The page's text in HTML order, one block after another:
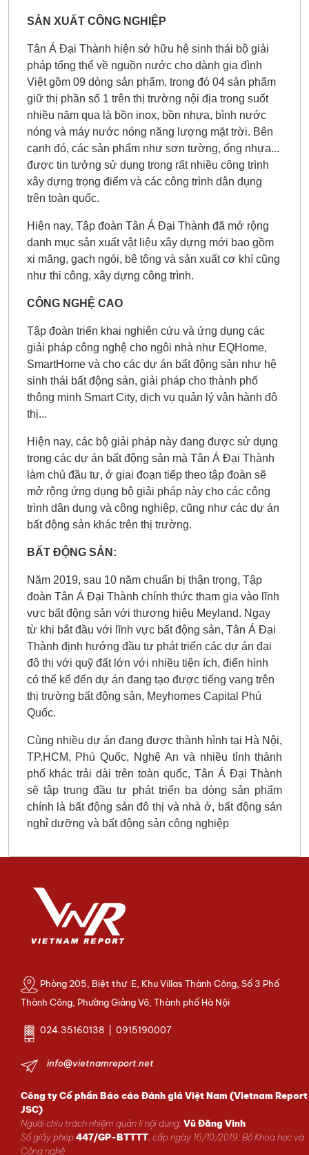
SẢN XUẤT CÔNG NGHIỆP
Tân Á Đại Thành hiện sở hữu hệ sinh thái bộ giải
pháp tổng thể về nguồn nước cho dành gia đình
Việt gồm 09 dòng sản phẩm, trong đó 04 sản phẩm
giữ thị phần số 1 trên thị trường nội địa trong suốt
nhiều năm qua là bồn inox, bồn nhựa, bình nước
nóng và máy nước nóng năng lượng mặt trời. Bên
cạnh đó, các sản phẩm như sơn tường, ống nhựa...
được tin tưởng sử dụng trong rất nhiều công trình
xây dựng trọng điểm và các công trình dân dụng
trên toàn quốc.
Hiện nay, Tập đoàn Tân Á Đại Thành đã mở rộng
danh mục sản xuất vật liệu xây dựng mới bao gồm
xi măng, gạch ngói, bê tông và sản xuất cơ khí cũng
như thi công, xây dựng công trình.
CÔNG NGHỆ CAO
Tập đoàn triển khai nghiên cứu và ứng dụng các
giải pháp công nghệ cho ngôi nhà như EQHome,
SmartHome và cho các dự án bất động sản như hệ
sinh thái bất động sản, giải pháp cho thành phố
thông minh Smart City, dịch vụ quản lý vận hành đô
thị...
Hiện nay, các bộ giải pháp này đang được sử dụng
trong các dự án bất động sản mà Tân Á Đại Thành
làm chủ đầu tư, ở giai đoạn tiếp theo tập đoàn sẽ
mở rộng ứng dụng bộ giải pháp này cho các công
trình dân dụng và công nghiệp, cũng như các dự án
bất động sản khác trên thị trường.
BẤT ĐỘNG SẢN:
Năm 2019, sau 10 năm chuẩn bị thận trọng, Tập
đoàn Tân Á Đại Thành chính thức tham gia vào lĩnh
vực bất động sản với thương hiệu Meyland. Ngay
từ khi bắt đầu với lĩnh vực bất động sản, Tân Á Đại
Thành định hướng đầu tư phát triển các dự án đại
đô thị với quỹ đất lớn với nhiều tiện ích, điển hình
có thể kể đến dự án đang tạo được tiếng vang trên
thị trường bất động sản, Meyhomes Capital Phú
Quốc.
Cùng nhiều dự án đang được thành hình tại Hà Nội,
TP.HCM, Phú Quốc, Nghệ An và nhiều tỉnh thành
phố khác trải dài trên toàn quốc, Tân Á Đại Thành
sẽ tập trung đầu tư phát triển ba dòng sản phẩm
chính là bất động sản đô thị và nhà ở, bất động sản
nghỉ dưỡng và bất động sản công nghiệp
Phòng 205, Biệt thự E, Khu Villas Thành Công, Số 3 Phố
Thành Công, Phường Giảng Võ, Thành phố Hà Nội
024.35160138 | 0915190007
info@vietnamreport.net
Công ty Cổ phần Báo cáo Đánh giá Việt Nam (Vietnam Report
JSC)
Người chịu trách nhiệm quản lí nội dung:Vũ Đăng Vinh
Số giấy phép447/GP-BTTTT, cấp ngày 16/10/2019; Bộ Khoa học và
Công nghệ